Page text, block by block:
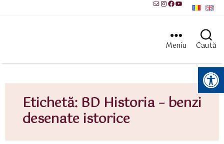
MailInstagram
Facebook
YouTube
Meniu Caută
Etichetă: BD Historia – benzi
desenate istorice
Instrumente pentru accesibilitate